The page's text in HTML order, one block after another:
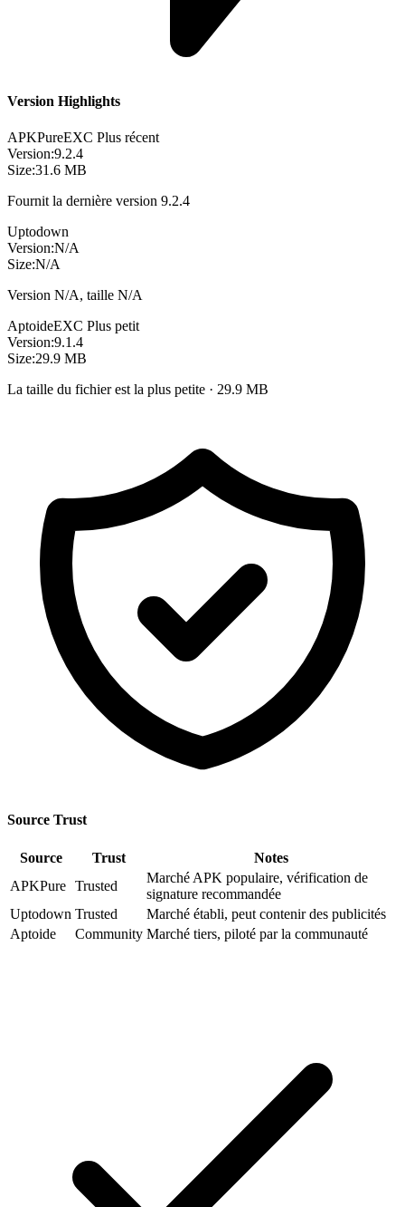
Version Highlights
APKPureEXC Plus récent
Version:9.2.4
Size:31.6 MB
Fournit la dernière version 9.2.4
Uptodown
Version:N/A
Size:N/A
Version N/A, taille N/A
AptoideEXC Plus petit
Version:9.1.4
Size:29.9 MB
La taille du fichier est la plus petite · 29.9 MB
Source Trust
Source Trust
Notes
APKPure Trusted
Marché APK populaire, vérification de
signature recommandée
Uptodown Trusted
Marché établi, peut contenir des publicités
Aptoide
Community Marché tiers, piloté par la communauté